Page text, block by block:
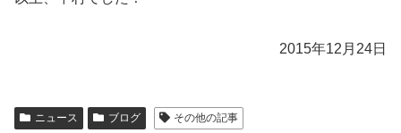
2015年12月24日
ニュース ブログ その他の記事